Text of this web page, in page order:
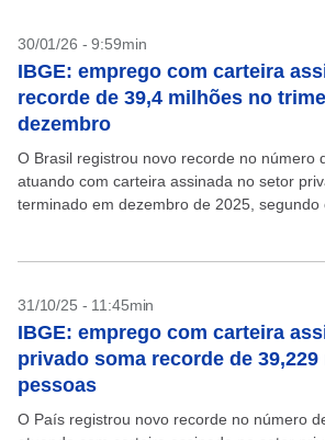
30/01/26 - 9:59min
IBGE: emprego com carteira
recorde de 39,4 milhões no
dezembro
O Brasil registrou novo recorde no número
atuando com carteira assinada no setor
terminado em dezembro de 2025, segundo
31/10/25 - 11:45min
IBGE: emprego com carteira
privado soma recorde de
pessoas
O País registrou novo recorde no número